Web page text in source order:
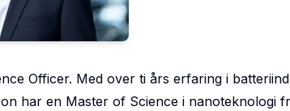
Officer. Med over ti års erfaring i
har en Master of Science i nanoteknologi